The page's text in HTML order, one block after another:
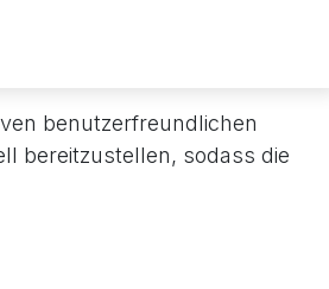
benutzerfreundlichen
bereitzustellen, sodass die